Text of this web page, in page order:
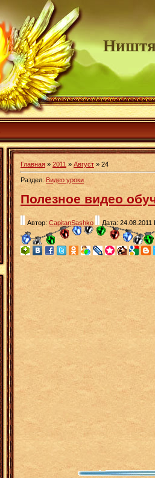
Главная » 2011 » Август » 24
Раздел: Видео уроки
Полезное видео
Автор: CapitanSashko Дата: 24.08.2011